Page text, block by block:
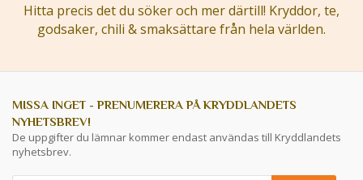
Hitta precis det du söker och mer därtill! Kryddor, te,
godsaker, chili & smaksättare från hela världen.
MISSA INGET - PRENUMERERA PÅ KRYDDLANDETS
NYHETSBREV!
De uppgifter du lämnar kommer endast användas till Kryddlandets
nyhetsbrev.